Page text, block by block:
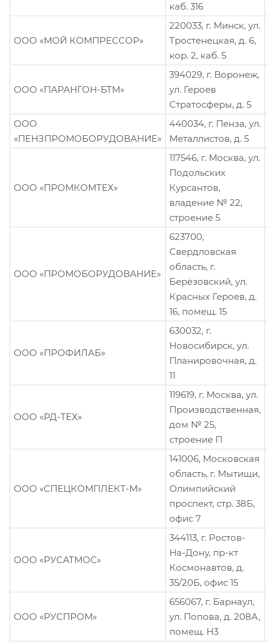
каб. 316
ООО «МОЙ КОМПРЕССОР»
220033, г. Минск, ул.
Тростенецкая, д. 6,
кор. 2, каб. 5
ООО «ПАРАНГОН-БТМ»
394029, г. Воронеж,
ул. Героев
Стратосферы, д. 5
ООО
«ПЕНЗПРОМОБОРУДОВАНИЕ»
440034, г. Пенза, ул.
Металлистов, д. 5
ООО «ПРОМКОМТЕХ»
117546, г. Москва, ул.
Подольских
Курсантов,
владение № 22,
строение 5
ООО «ПРОМОБОРУДОВАНИЕ»
623700,
Свердловская
область, г.
Берёзовский, ул.
Красных Героев, д.
16, помещ. 15
ООО «ПРОФИЛАБ»
630032, г.
Новосибирск, ул.
Планировочная, д.
11
ООО «РД-ТЕХ»
119619, г. Москва, ул.
Производственная,
дом № 25,
строение П
ООО «СПЕЦКОМПЛЕКТ-М»
141006, Московская
область, г. Мытищи,
Олимпийский
проспект, стр. 38Б,
офис 7
ООО «РУСАТМОС»
344113, г. Ростов-
На-Дону, пр-кт
Космонавтов, д.
35/20Б, офис 15
ООО «РУСПРОМ»
656067, г. Барнаул,
ул. Попова, д. 208А,
помещ. Н3